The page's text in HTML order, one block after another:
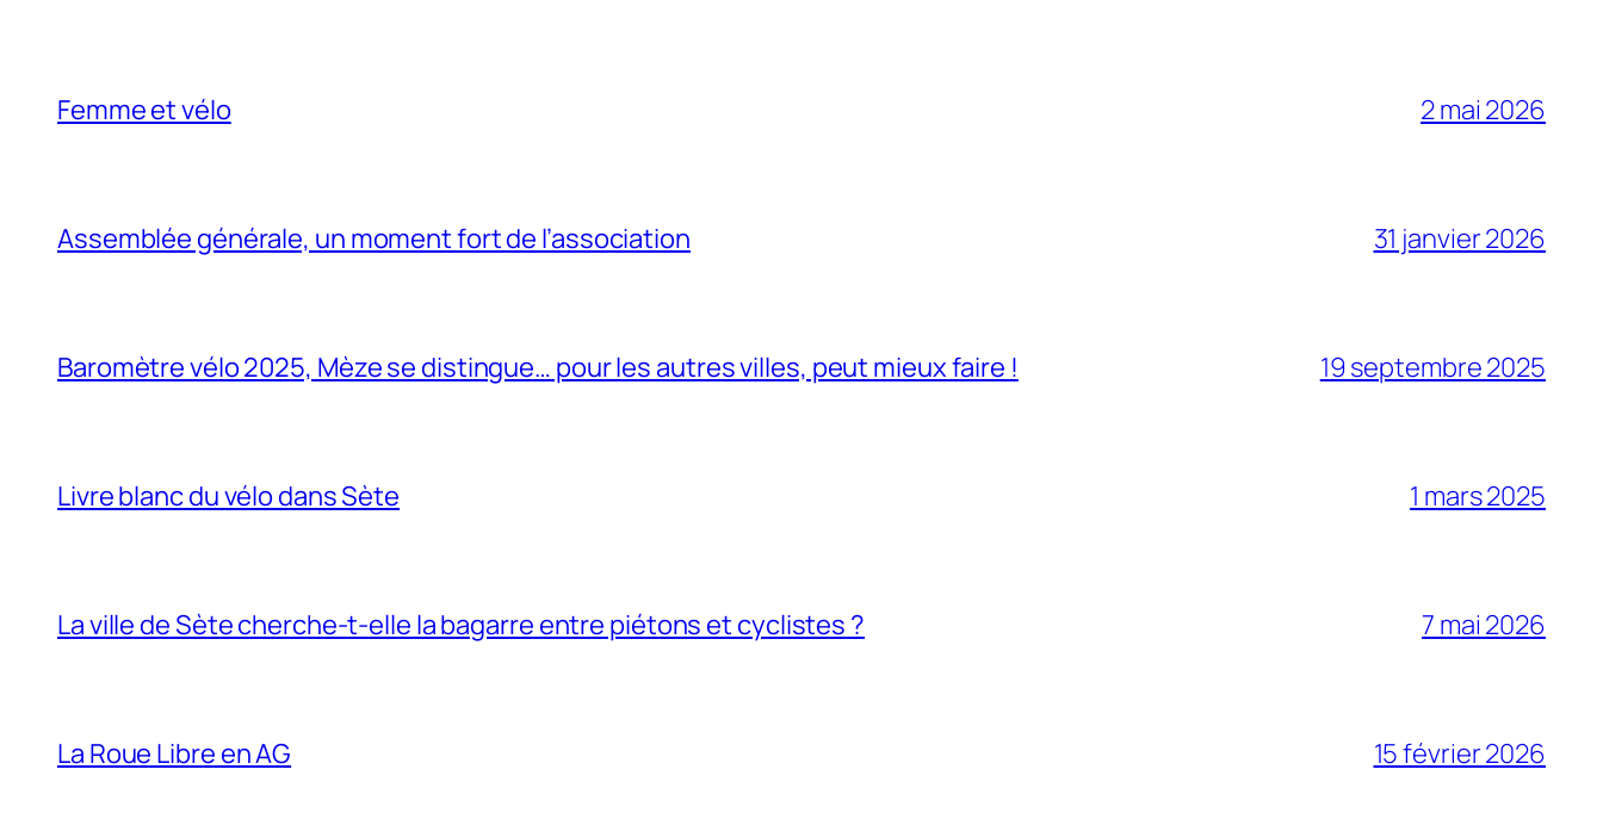
Femme et vélo 2 mai 2026
Assemblée générale, un moment fort de l’association 31 janvier 2026
Baromètre vélo 2025, Mèze se distingue… pour les autres villes, peut mieux faire ! 19 septembre 2025
Livre blanc du vélo dans Sète 1 mars 2025
La ville de Sète cherche-t-elle la bagarre entre piétons et cyclistes ? 7 mai 2026
La Roue Libre en AG 15 février 2026